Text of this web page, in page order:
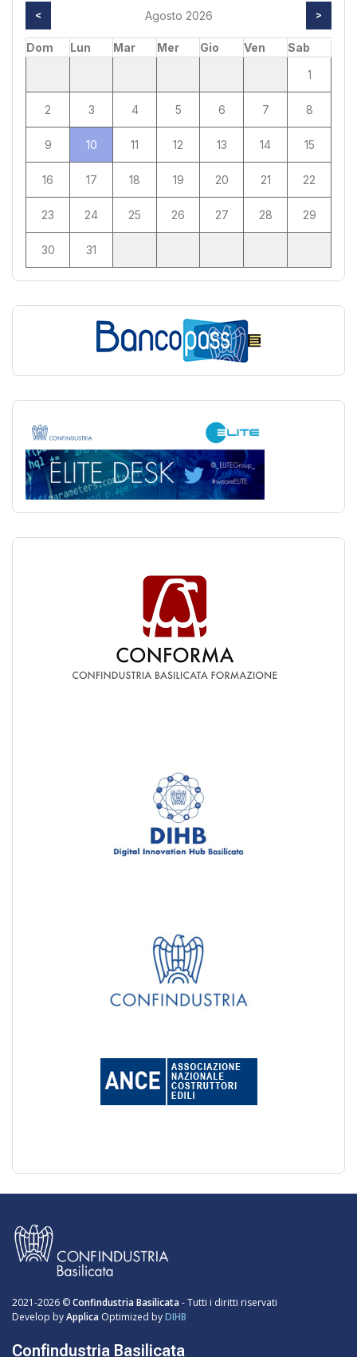
< Agosto 2026 >
Dom Lun Mar Mer Gio Ven
Sab
1
2 3 4 5 6 7 8
9 10 11 12 13 14 15
16 17 18 19 20 21 22
23 24 25 26 27 28 29
30 31
2021-2026 ©Confindustria Basilicata- Tutti i diritti riservati
Develop byApplica Optimized byDIHB
Confindustria Basilicata